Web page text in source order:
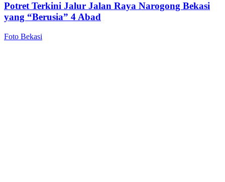
Potret Terkini Jalur Jalan Raya Narogong Bekasi
yang “Berusia” 4 Abad
Foto Bekasi